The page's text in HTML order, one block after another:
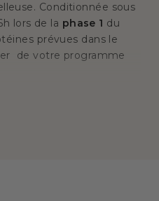
Conditionnée sous
lors de la phase 1 du
prévues dans le
de votre programme